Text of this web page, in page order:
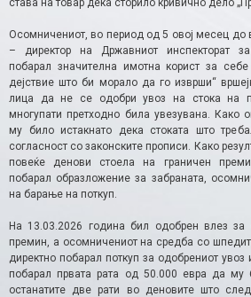
става на товар дека сторило кривично дело
Осомничениот, во период од 5 овој месец до
– директор на Државниот инспекторат за
побарал значителна имотна корист за
дејствие што би морало да го изврши“
лица да не се одобри увоз на стока на
многупати претходно била увезувана. Како
му било истакнато дека стоката што
согласност со законските прописи. Како
повеќе денови стоела на граничен
побарал образложение за забраната,
на барање на поткуп.
На 13.03.2026 година бил одобрен влез за
премин, а осомничениот на средба со
директно побарал поткуп за одобрениот
побарал првата рата од 50.000 евра да
останатите две рати во деновите што